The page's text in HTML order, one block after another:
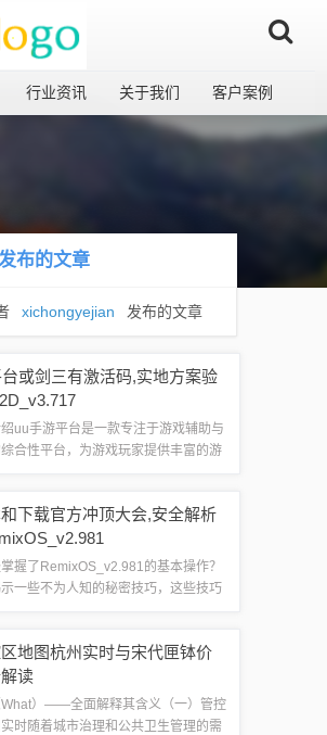
行业资讯 关于我们 客户案例
布的文章
xichongyejian 发布的文章
或剑三有激活码,实地方案验
uu手游平台是一款专注于游戏辅助与
合性平台，为游戏玩家提供丰富的游
户能够享受到更加个性化的...
下载官方冲顶大会,安全解析
握了RemixOS_v2.981的基本操作？
一些不为人知的秘密技巧，这些技巧
将深入探讨悬崖版...
地图杭州实时与宋代匣钵价
读
What）——全面解释其含义（一）管控
时随着城市治理和公共卫生管理的需